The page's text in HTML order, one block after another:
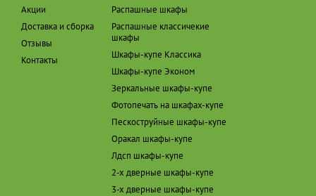
Акции
Доставка и сборка
Отзывы
Контакты
Распашные шкафы
Распашные классичекие
шкафы
Шкафы-купе Классика
Шкафы-купе Эконом
Зеркальные шкафы-купе
Фотопечать на шкафах-купе
Пескоструйные шкафы-купе
Оракал шкафы-купе
Лдсп шкафы-купе
2-х дверные шкафы-купе
3-х дверные шкафы-купе